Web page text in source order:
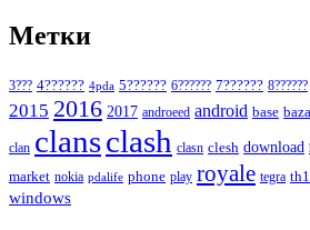
Метки
3??? 4?????? 4pda 5?????? 6?????? 7?????? 8??????
2015 2016 2017 androeed android base baza
clan clansclash clasn clesh download
market nokia pdalife phone play royale tegra
windows